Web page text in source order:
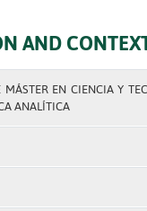
AND
EN CIENCIA Y
ANALÍTICA